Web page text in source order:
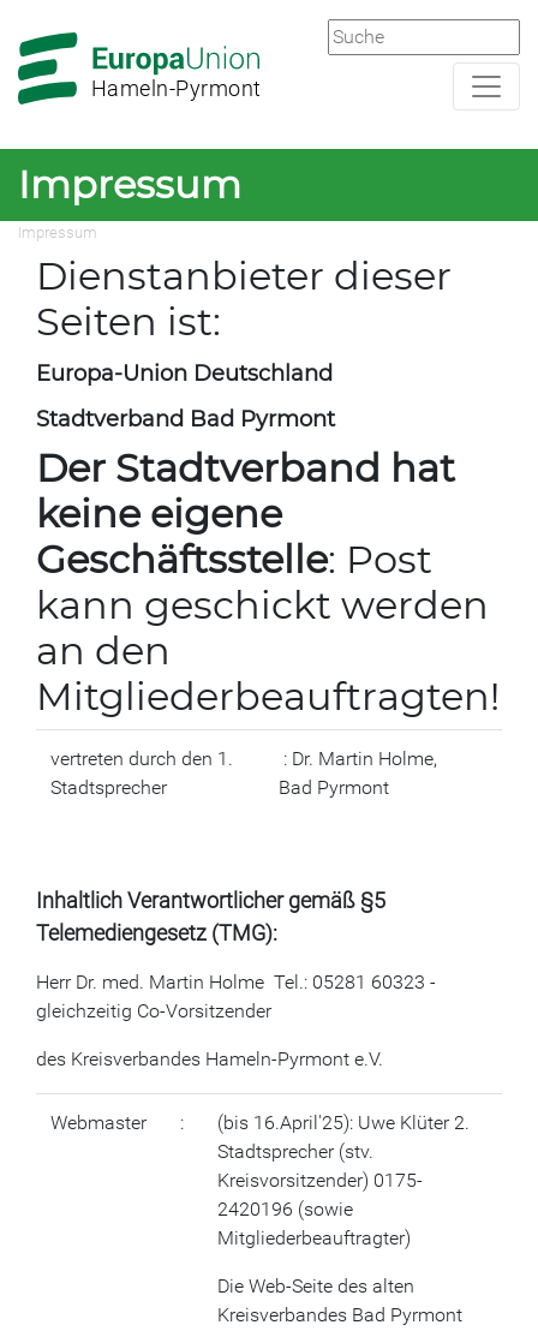
Hauptnavigation
Hauptbereich
Hameln-Pyrmont
Impressum
Impressum
Dienstanbieter dieser
Seiten ist:
Europa-Union Deutschland
Stadtverband Bad Pyrmont
Der Stadtverband hat
keine eigene
Geschäftsstelle: Post
kann geschickt werden
an den
Mitgliederbeauftragten!
vertreten durch den 1.
Stadtsprecher
: Dr. Martin Holme,
Bad Pyrmont
Inhaltlich Verantwortlicher gemäß §5
Telemediengesetz (TMG):
Herr Dr. med. Martin Holme Tel.: 05281 60323 -
gleichzeitig Co-Vorsitzender
des Kreisverbandes Hameln-Pyrmont e.V.
Webmaster :
(bis 16.April'25): Uwe Klüter 2.
Stadtsprecher (stv.
Kreisvorsitzender) 0175-
2420196 (sowie
Mitgliederbeauftragter)
Die Web-Seite des alten
Kreisverbandes Bad Pyrmont